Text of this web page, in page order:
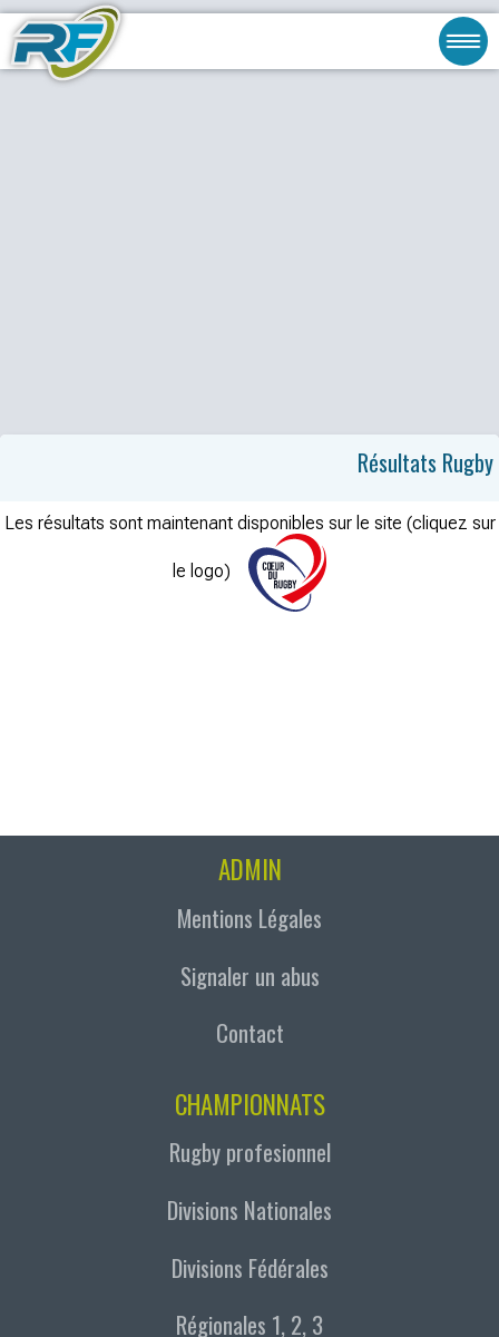
Résultats Rugby
Les résultats sont maintenant disponibles sur le site (cliquez sur
le logo)
ADMIN
Mentions Légales
Signaler un abus
Contact
CHAMPIONNATS
Rugby profesionnel
Divisions Nationales
Divisions Fédérales
Régionales 1, 2, 3